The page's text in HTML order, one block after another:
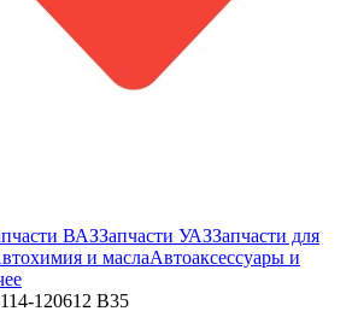
ВАЗЗапчасти УАЗЗапчасти для
и маслаАвтоаксессуары и
120612 B35